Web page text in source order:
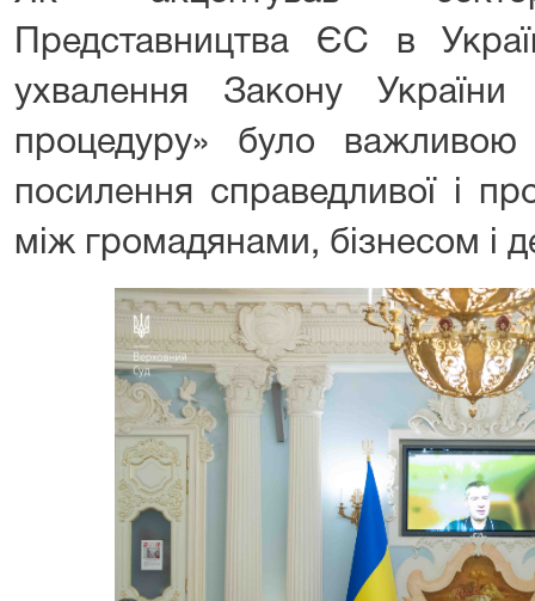
Представництва ЄС в
ухвалення Закону України
процедуру» було
посилення справедливої і
між громадянами, бізнесом і